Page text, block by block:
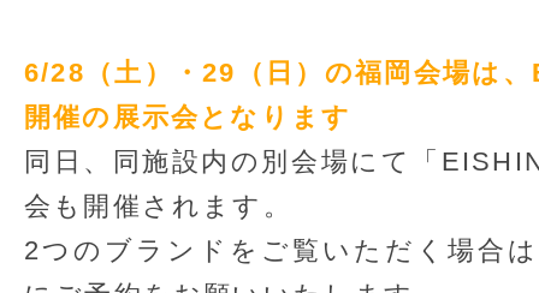
6/28（土）・29（日）の福岡会場は
開催の展示会となります
同日、同施設内の別会場にて「
会も開催されます。
2つのブランドをご覧いただく場合